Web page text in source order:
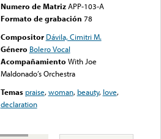
Numero de Matriz APP-103-A
Formato de grabación 78
Compositor Dávila, Cimitri M.
Género Bolero Vocal
Acompañamiento With Joe
Maldonado’s Orchestra
Temas praise,woman, beauty, love,
declaration